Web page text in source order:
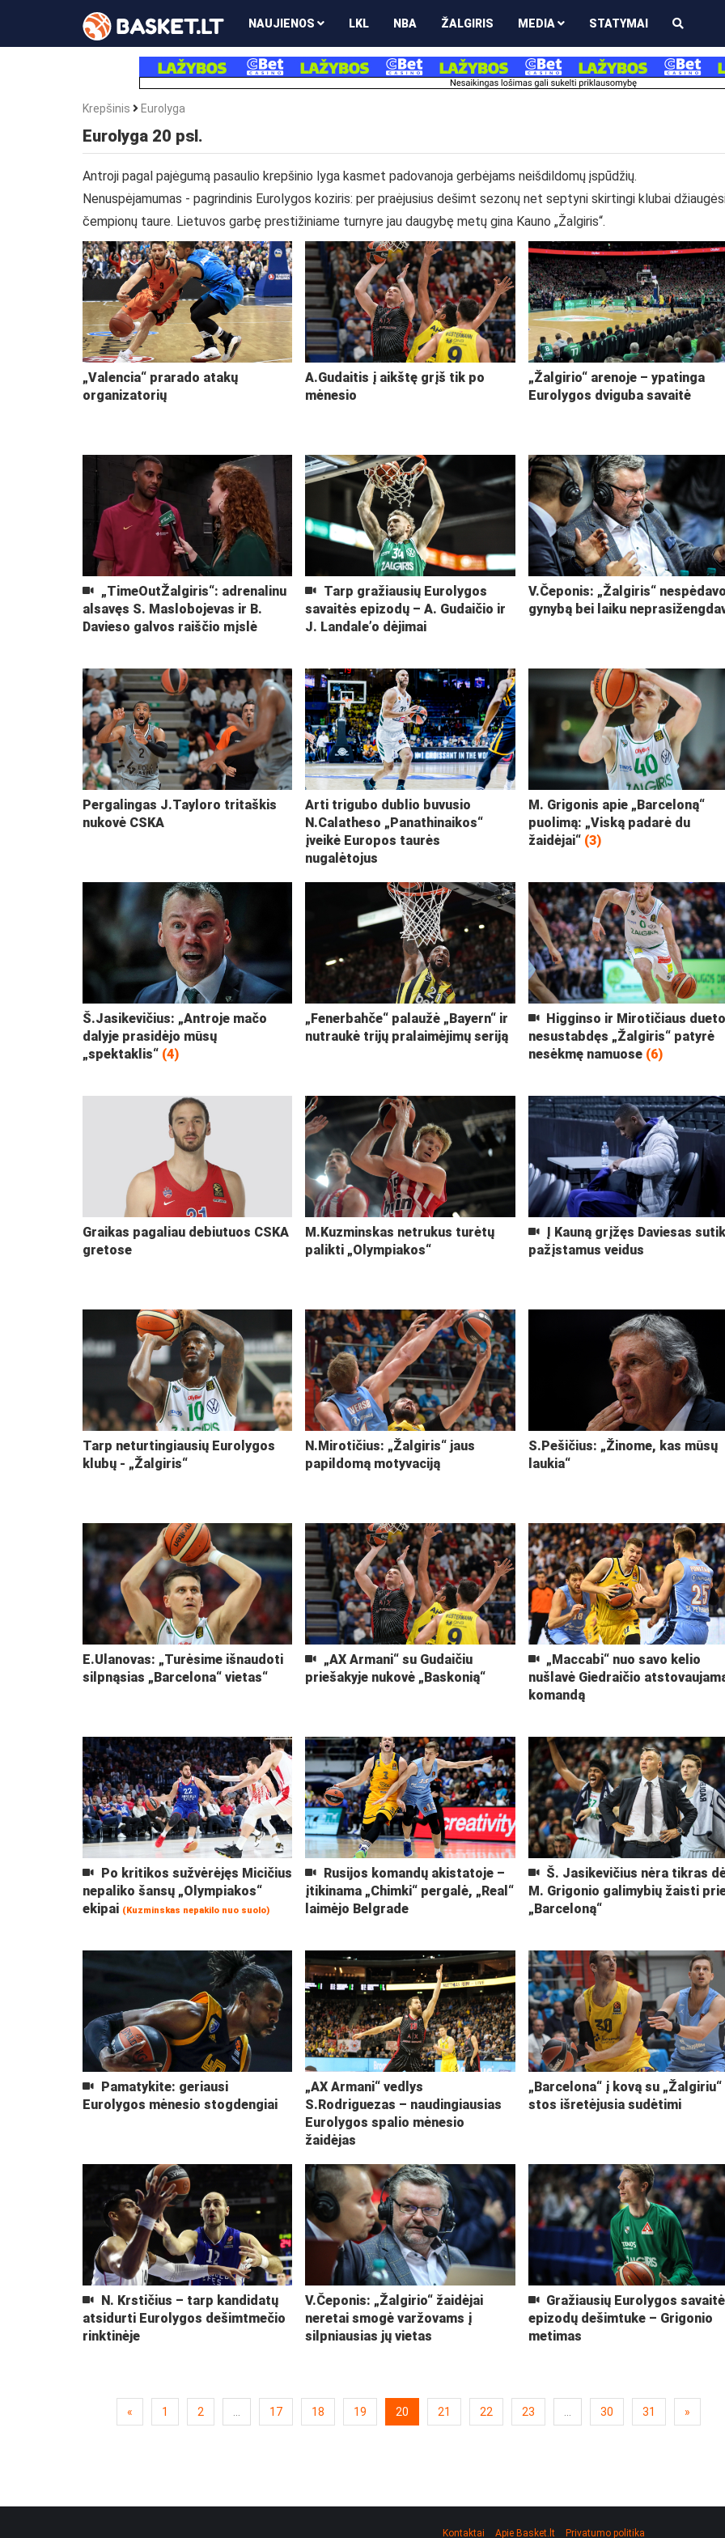
NAUJIENOS LKL NBA ŽALGIRIS MEDIA STATYMAI
Krepšinis Eurolyga
Eurolyga 20 psl.
Antroji pagal pajėgumą pasaulio krepšinio lyga kasmet padovanoja gerbėjams neišdildomų įspūdžių.
Nenuspėjamumas - pagrindinis Eurolygos koziris: per praėjusius dešimt sezonų net septyni skirtingi klubai
čempionų taure. Lietuvos garbę prestižiniame turnyre jau daugybę metų gina Kauno „Žalgiris“.
„Valencia“ prarado atakų
organizatorių
A.Gudaitis į aikštę grįš tik po
mėnesio
„Žalgirio“ arenoje – ypatinga
Eurolygos dviguba savaitė
„TimeOutŽalgiris“: adrenalinu
alsavęs S. Maslobojevas ir B.
Davieso galvos raiščio mįslė
Tarp gražiausių Eurolygos
savaitės epizodų – A. Gudaičio ir
J. Landale’o dėjimai
V.Čeponis: „Žalgiris“
gynybą bei laiku
Pergalingas J.Tayloro tritaškis
nukovė CSKA
Arti trigubo dublio buvusio
N.Calatheso „Panathinaikos“
įveikė Europos taurės
nugalėtojus
M. Grigonis apie „Barceloną“
puolimą: „Viską padarė du
žaidėjai“ (3)
Š.Jasikevičius: „Antroje mačo
dalyje prasidėjo mūsų
„spektaklis“ (4)
„Fenerbahče“ palaužė „Bayern“ ir
nutraukė trijų pralaimėjimų seriją
Higginso ir Mirotičiaus
nesustabdęs „Žalgiris“ patyrė
nesėkmę namuose (6)
Graikas pagaliau debiutuos CSKA
gretose
M.Kuzminskas netrukus turėtų
palikti „Olympiakos“
Į Kauną grįžęs Daviesas
pažįstamus veidus
Tarp neturtingiausių Eurolygos
klubų - „Žalgiris“
N.Mirotičius: „Žalgiris“ jaus
papildomą motyvaciją
S.Pešičius: „Žinome, kas mūsų
laukia“
E.Ulanovas: „Turėsime išnaudoti
silpnąsias „Barcelona“ vietas“
„AX Armani“ su Gudaičiu
priešakyje nukovė „Baskonią“
„Maccabi“ nuo savo kelio
nušlavė Giedraičio
komandą
Po kritikos sužvėrėjęs Micičius
nepaliko šansų „Olympiakos“
ekipai (Kuzminskas nepakilo nuo suolo)
Rusijos komandų akistatoje –
įtikinama „Chimki“ pergalė, „Real“
laimėjo Belgrade
Š. Jasikevičius nėra tikras
M. Grigonio galimybių žaisti
„Barceloną“
Pamatykite: geriausi
Eurolygos mėnesio stogdengiai
„AX Armani“ vedlys
S.Rodriguezas – naudingiausias
Eurolygos spalio mėnesio
žaidėjas
„Barcelona“ į kovą su „Žalgiriu“
stos išretėjusia sudėtimi
N. Krstičius – tarp kandidatų
atsidurti Eurolygos dešimtmečio
rinktinėje
V.Čeponis: „Žalgirio“ žaidėjai
neretai smogė varžovams į
silpniausias jų vietas
Gražiausių Eurolygos
epizodų dešimtuke – Grigonio
metimas
« 1 2 17 18 19 20 21 22 23 30 31 »
Kontaktai Apie Basket.lt Privatumo politika